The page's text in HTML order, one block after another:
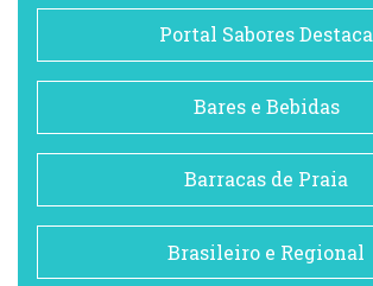
Portal Sabores Destaca
Bares e Bebidas
Barracas de Praia
Brasileiro e Regional